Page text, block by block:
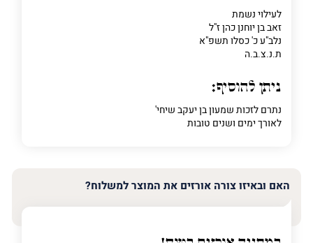
לעילוי נשמת
זאב בן יוחנן כהן ז"ל
נלב"ע כ' כסלו תשפ"א
ת.נ.צ.ב.ה
ניתן להוסיף:
נתרם לזכות שמעון בן יעקב שיחי'
לאורך ימים ושנים טובות
האם ובאיזו צורה אורזים את המוצר למשלוח?